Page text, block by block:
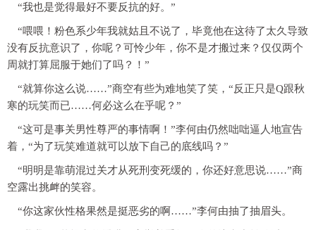
“我也是觉得最好不要反抗的好。”
“喂喂！粉色系少年我就姑且不说了，毕竟他在这待了太久导致
没有反抗意识了，你呢？可怜少年，你不是才搬过来？仅仅两个
周就打算屈服于她们了吗？！”
“就算你这么说……”商空有些为难地笑了笑，“反正只是Q跟秋
寒的玩笑而已……何必这么在乎呢？”
“这可是事关男性尊严的事情啊！”李何由仍然咄咄逼人地宣告
着，“为了玩笑难道就可以放下自己的底线吗？”
“明明是靠萌混过关才从死刑变死缓的，你还好意思说……”商
空露出挑衅的笑容。
“你这家伙性格果然是挺恶劣的啊……”李何由抽了抽眉头。